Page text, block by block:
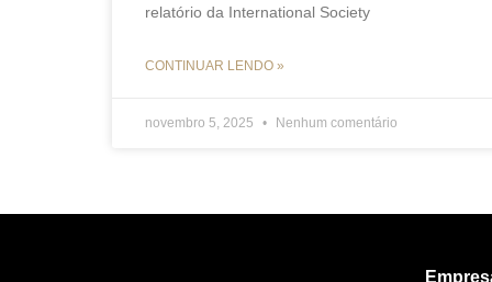
relatório da International Society
CONTINUAR LENDO »
novembro 5, 2025 Nenhum comentário